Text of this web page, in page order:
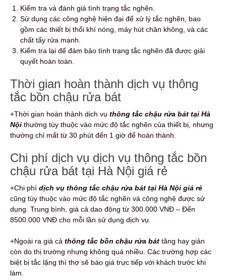
Kiểm tra và đánh giá tình trạng tắc nghẽn.
Sử dụng các công nghệ hiện đại để xử lý tắc nghẽn, bao
gồm các thiết bị thổi khí nóng, máy hút chân không, và các
chất tẩy rửa mạnh.
Kiểm tra lại để đảm bảo tình trạng tắc nghẽn đã được giải
quyết hoàn toàn.
Thời gian hoàn thành dịch vụ thông
tắc bồn chậu rửa bát
+Thời gian hoàn thành dịch vụ thông tắc chậu rửa bát tại Hà
Nội thường tùy thuộc vào mức độ tắc nghẽn của thiết bị, nhưng
thường chỉ mất từ 30 phút đến 1 giờ để hoàn thành.
Chi phí dịch vụ dịch vụ thông tắc bồn
chậu rửa bát tại Hà Nội giá rẻ
+Chi phí dịch vụ thông tắc chậu rửa bát tại Hà Nội giá rẻ
cũng tùy thuộc vào mức độ tắc nghẽn và công nghệ được sử
dụng. Trung bình, giá cả dao động từ 300.000 VNĐ – Đến
8500.000 VNĐ cho mỗi lần sử dụng dịch vụ.
+Ngoài ra giá cả thông tắc bồn chậu rửa bát tăng hay giản
còn do thị trường nhưng không quá nhiều. Các trường hợp các
biệt bị tắc lặng thì thợ sẽ báo giá trực tiếp với khách trước khi
làm.